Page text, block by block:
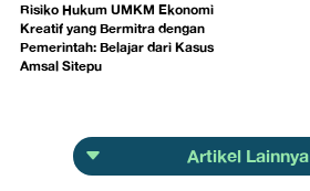
Risiko Hukum UMKM Ekonomi
Kreatif yang Bermitra dengan
Pemerintah: Belajar dari Kasus
Amsal Sitepu
Artikel Lainnya